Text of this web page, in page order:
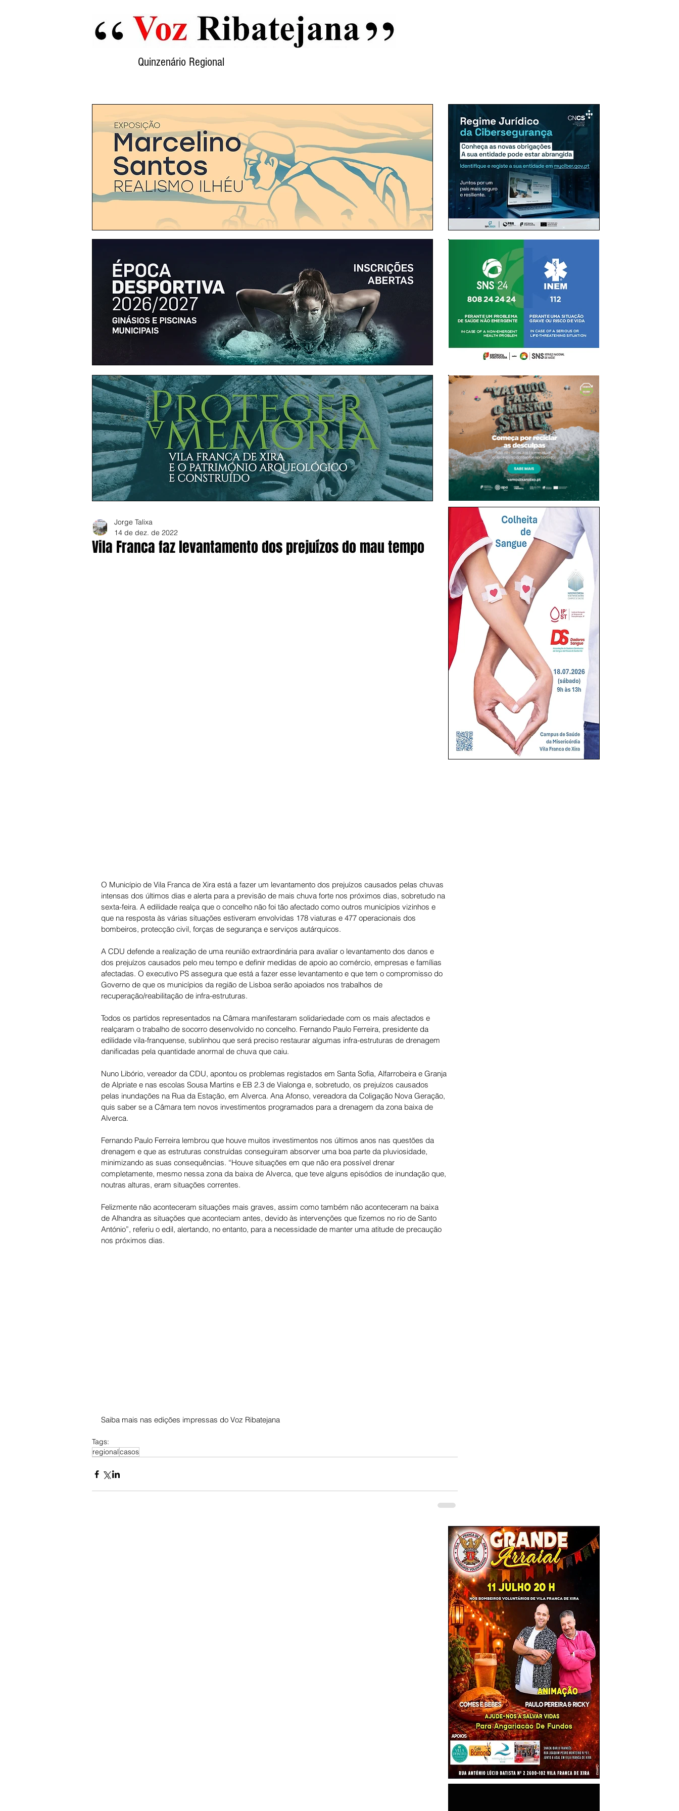
Quinzenário Regional
Vila Franca faz levantamento dos prejuízos do mau tempo
Jorge Talixa
14 de dez. de 2022
O Município de Vila Franca de Xira está a fazer um levantamento dos prejuízos causados pelas chuvas
intensas dos últimos dias e alerta para a previsão de mais chuva forte nos próximos dias, sobretudo na
sexta-feira. A edilidade realça que o concelho não foi tão afectado como outros municípios vizinhos e
que na resposta às várias situações estiveram envolvidas 178 viaturas e 477 operacionais dos
bombeiros, protecção civil, forças de segurança e serviços autárquicos.
A CDU defende a realização de uma reunião extraordinária para avaliar o levantamento dos danos e
dos prejuízos causados pelo meu tempo e definir medidas de apoio ao comércio, empresas e famílias
afectadas. O executivo PS assegura que está a fazer esse levantamento e que tem o compromisso do
Governo de que os municípios da região de Lisboa serão apoiados nos trabalhos de
recuperação/reabilitação de infra-estruturas.
Todos os partidos representados na Câmara manifestaram solidariedade com os mais afectados e
realçaram o trabalho de socorro desenvolvido no concelho. Fernando Paulo Ferreira, presidente da
edilidade vila-franquense, sublinhou que será preciso restaurar algumas infra-estruturas de drenagem
danificadas pela quantidade anormal de chuva que caiu.
Nuno Libório, vereador da CDU, apontou os problemas registados em Santa Sofia, Alfarrobeira e Granja
de Alpriate e nas escolas Sousa Martins e EB 2.3 de Vialonga e, sobretudo, os prejuízos causados
pelas inundações na Rua da Estação, em Alverca. Ana Afonso, vereadora da Coligação Nova Geração,
quis saber se a Câmara tem novos investimentos programados para a drenagem da zona baixa de
Alverca.
Fernando Paulo Ferreira lembrou que houve muitos investimentos nos últimos anos nas questões da
drenagem e que as estruturas construídas conseguiram absorver uma boa parte da pluviosidade,
minimizando as suas consequências. “Houve situações em que não era possível drenar
completamente, mesmo nessa zona da baixa de Alverca, que teve alguns episódios de inundação que,
noutras alturas, eram situações correntes.
Felizmente não aconteceram situações mais graves, assim como também não aconteceram na baixa
de Alhandra as situações que aconteciam antes, devido às intervenções que fizemos no rio de Santo
António”, referiu o edil, alertando, no entanto, para a necessidade de manter uma atitude de precaução
nos próximos dias.
Saiba mais nas edições impressas do Voz Ribatejana
Tags:
regionalcasos